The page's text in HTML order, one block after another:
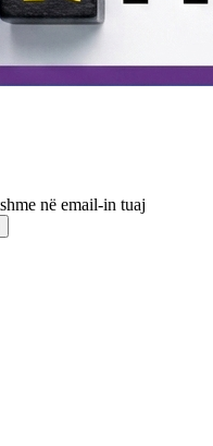
në email-in tuaj